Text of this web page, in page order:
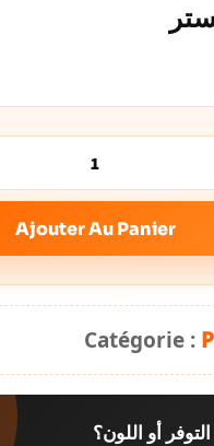
Ajouter Au Panier
Catégorie :
أو اللون؟